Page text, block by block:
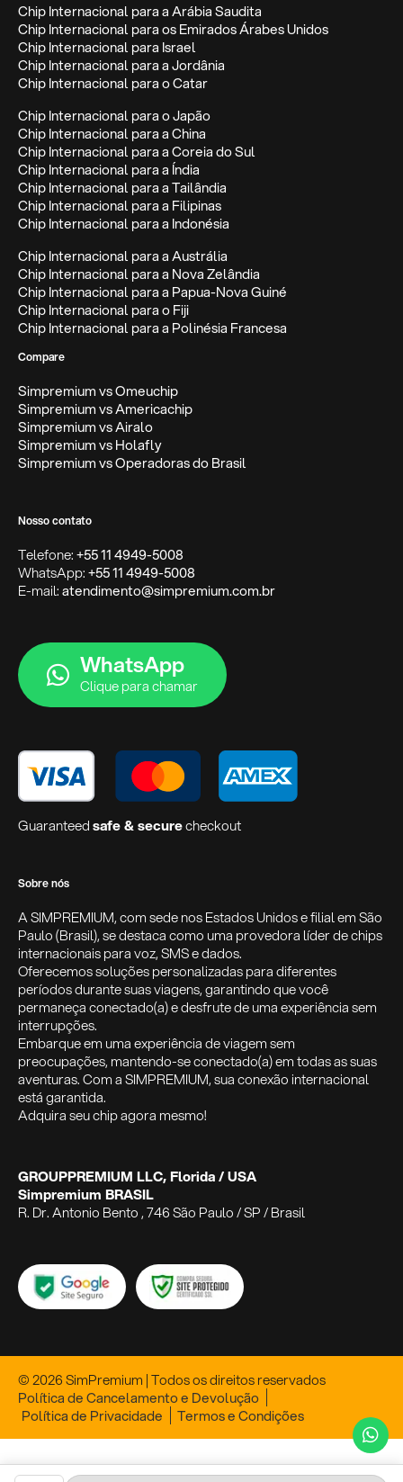
Chip Internacional para a Arábia Saudita
Chip Internacional para os Emirados Árabes Unidos
Chip Internacional para Israel
Chip Internacional para a Jordânia
Chip Internacional para o Catar
Chip Internacional para o Japão
Chip Internacional para a China
Chip Internacional para a Coreia do Sul
Chip Internacional para a Índia
Chip Internacional para a Tailândia
Chip Internacional para a Filipinas
Chip Internacional para a Indonésia
Chip Internacional para a Austrália
Chip Internacional para a Nova Zelândia
Chip Internacional para a Papua-Nova Guiné
Chip Internacional para o Fiji
Chip Internacional para a Polinésia Francesa
Compare
Simpremium vs Omeuchip
Simpremium vs Americachip
Simpremium vs Airalo
Simpremium vs Holafly
Simpremium vs Operadoras do Brasil
Nosso contato
Telefone:+55 11 4949-5008
WhatsApp:+55 11 4949-5008
E-mail:atendimento@simpremium.com.br
WhatsApp
Clique para chamar
Guaranteedsafe & securecheckout
Sobre nós
A SIMPREMIUM, com sede nos Estados Unidos e filial em São
Paulo (Brasil), se destaca como uma provedora líder de chips
internacionais para voz, SMS e dados.
Oferecemos soluções personalizadas para diferentes
períodos durante suas viagens, garantindo que você
permaneça conectado(a) e desfrute de uma experiência sem
interrupções.
Embarque em uma experiência de viagem sem
preocupações, mantendo-se conectado(a) em todas as suas
aventuras. Com a SIMPREMIUM, sua conexão internacional
está garantida.
Adquira seu chip agora mesmo!
GROUPPREMIUM LLC, Florida / USA
Simpremium BRASIL
R. Dr. Antonio Bento , 746 São Paulo / SP / Brasil
© 2026 SimPremium | Todos os direitos reservados
Política de Cancelamento e Devolução
Política de Privacidade
Termos e Condições